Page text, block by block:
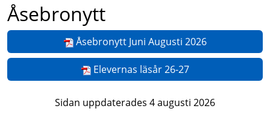
Åsebronytt
Åsebronytt Juni Augusti 2026
Elevernas läsår 26-27
Sidan uppdaterades 4 augusti 2026